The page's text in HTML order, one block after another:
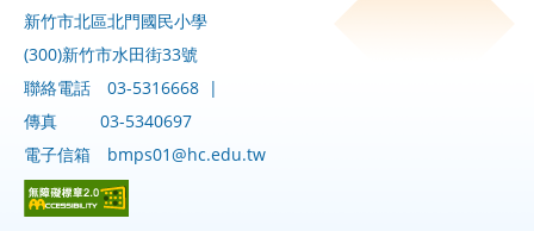
新竹市北區北門國民小學
(300)新竹市水田街33號
聯絡電話
03-5316668 |
傳真
03-5340697
電子信箱
bmps01@hc.edu.tw